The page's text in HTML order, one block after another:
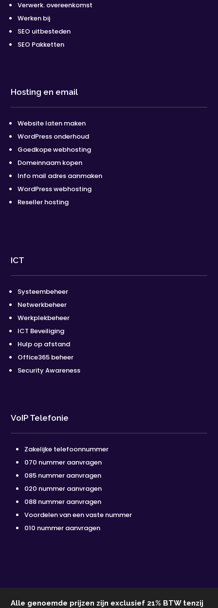
Verwerk. overeenkomst
Werken bij
SEO uitbesteden
SEO Pakketten
Hosting en email
Website laten maken
WordPress onderhoud
Goedkope webhosting
Domeinnaam kopen
Info mail adres aanmaken
WordPress webhosting
Reseller hosting
ICT
Systeembeheer
Netwerkbeheer
Werkplekbeheer
ICT Beveiliging
Hulp op afstand
Office365 beheer
Security Awareness
VoIP Telefonie
Zakelijke telefoonnummer
070 nummer aanvragen
085 nummer aanvragen
020 nummer aanvragen
088 nummer aanvragen
Voordelen van een vaste nummer
010 nummer aanvragen
Alle genoemde prijzen zijn exclusief 21% BTW tenzij